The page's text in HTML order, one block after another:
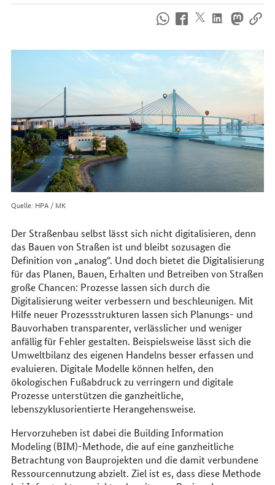
uns
Quelle: HPA / MK
Der Straßenbau selbst lässt sich nicht digitalisieren, denn
das Bauen von Straßen ist und bleibt sozusagen die
Definition von „analog“. Und doch bietet die Digitalisierung
für das Planen, Bauen, Erhalten und Betreiben von Straßen
große Chancen: Prozesse lassen sich durch die
Digitalisierung weiter verbessern und beschleunigen. Mit
Hilfe neuer Prozessstrukturen lassen sich Planungs- und
Bauvorhaben transparenter, verlässlicher und weniger
anfällig für Fehler gestalten. Beispielsweise lässt sich die
Umweltbilanz des eigenen Handelns besser erfassen und
evaluieren. Digitale Modelle können helfen, den
ökologischen Fußabdruck zu verringern und digitale
Prozesse unterstützen die ganzheitliche,
lebenszyklusorientierte Herangehensweise.
Hervorzuheben ist dabei die Building Information
Modeling(BIM)-Methode, die auf eine ganzheitliche
Betrachtung von Bauprojekten und die damit verbundene
Ressourcennutzung abzielt. Ziel ist es, dass diese Methode